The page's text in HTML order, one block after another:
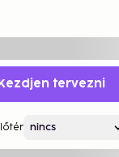
Kezdjen tervezni